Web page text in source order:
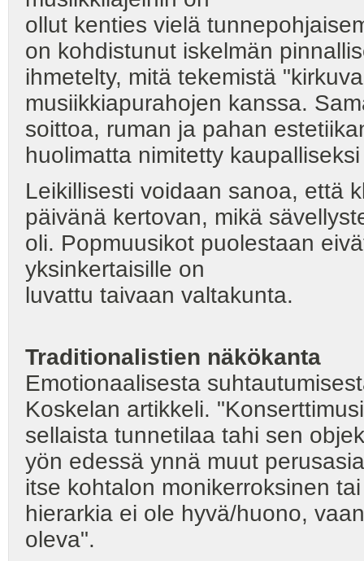
ollut kenties vielä
on kohdistunut iskelmän
ihmetelty, mitä tekemistä
musiikkiapurahojen kanssa.
soittoa, ruman ja pahan
huolimatta nimitetty
Leikillisesti voidaan sanoa, että
päivänä kertovan, mikä
oli. Popmuusikot puolestaan
yksinkertaisille on
luvattu taivaan valtakunta.
Traditionalistien näkökanta
Emotionaalisesta
Koskelan artikkeli.
sellaista tunnetilaa tahi sen
yön edessä ynnä muut
itse kohtalon monikerroksinen
hierarkia ei ole hyvä/huono,
oleva".